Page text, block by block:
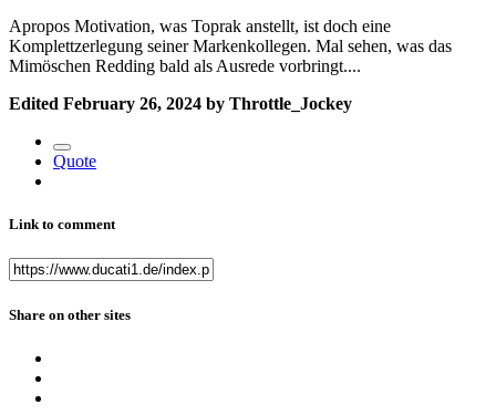
Apropos Motivation, was Toprak anstellt, ist doch eine
Komplettzerlegung seiner Markenkollegen. Mal sehen, was das
Mimöschen Redding bald als Ausrede vorbringt....
Edited February 26, 2024 by Throttle_Jockey
Quote
Link to comment
Share on other sites